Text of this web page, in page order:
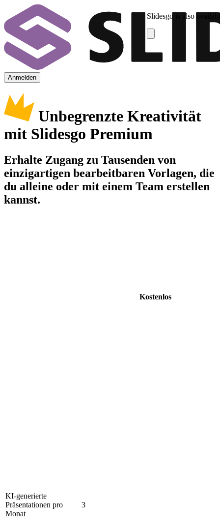
Slidesgo is also
Anmelden
Unbegrenzte Kreativität
mit Slidesgo Premium
Erhalte Zugang zu Tausenden von
einzigartigen bearbeitbaren Vorlagen, die
du alleine oder mit einem Team erstellen
kannst.
Kostenlos
KI-generierte
Präsentationen pro
Monat
3